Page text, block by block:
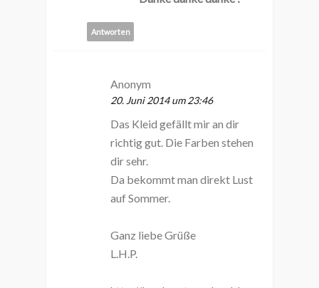
Antworten
Anonym
20. Juni 2014 um 23:46
Das Kleid gefällt mir an dir
richtig gut. Die Farben stehen
dir sehr.
Da bekommt man direkt Lust
auf Sommer.
Ganz liebe Grüße
L.H.P.